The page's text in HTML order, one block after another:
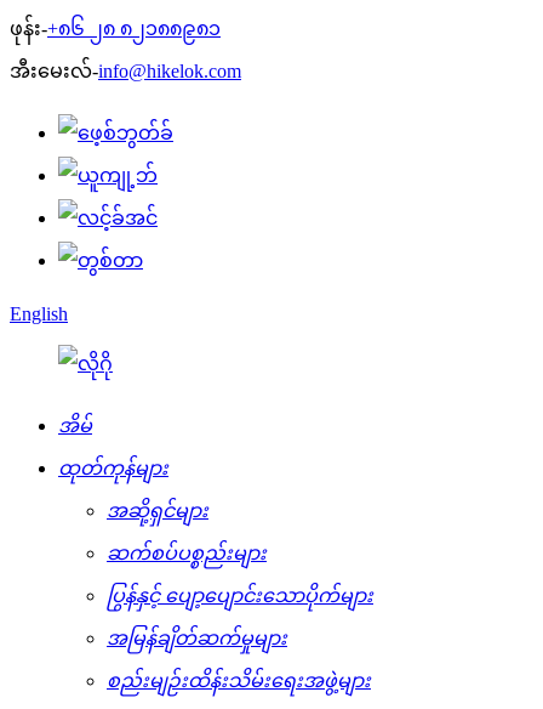
ဖုန်း-+၈၆ ၂၈ ၈၂၁၈၈၉၈၁
အီးမေးလ်-info@hikelok.com
English
အိမ်
ထုတ်ကုန်များ
အဆို့ရှင်များ
ဆက်စပ်ပစ္စည်းများ
ပြွန်နှင့် ပျော့ပျောင်းသောပိုက်များ
အမြန်ချိတ်ဆက်မှုများ
စည်းမျဉ်းထိန်းသိမ်းရေးအဖွဲ့များ